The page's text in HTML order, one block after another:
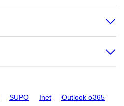
SUPO Inet Outlook o365